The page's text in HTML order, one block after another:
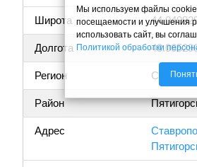
Широта
Долгота
Регион
Район
Адрес
Мы используем файлы
посещаемости и улучшения
использовать сайт, вы
Политикой обработки